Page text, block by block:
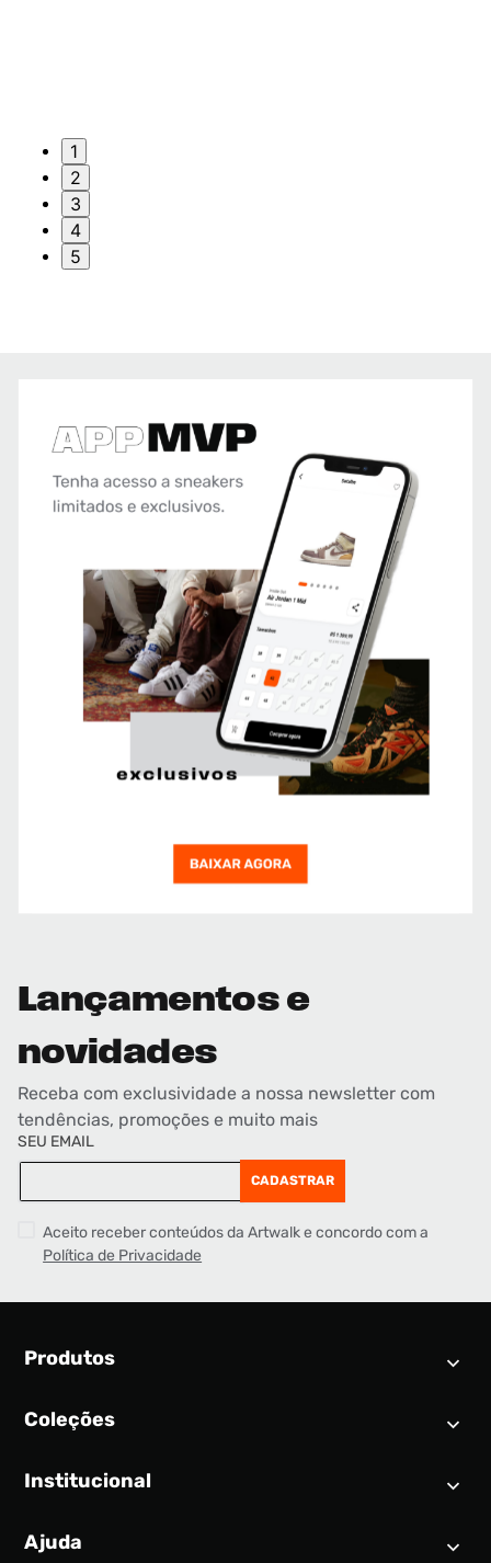
1
2
3
4
5
Lançamentos e
novidades
Receba com exclusividade a nossa newsletter com
tendências, promoções e muito mais
SEU EMAIL
CADASTRAR
Aceito receber conteúdos da Artwalk e concordo com a
Política de Privacidade
Produtos
Calendário SNEAKER
Tênis
Tênis feminino
Coleções
Air Jordan 1
Nike Air Force 1
Institucional
Quem somos
Ajuda